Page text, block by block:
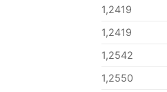
1,2419
1,2419
1,2542
1,2550